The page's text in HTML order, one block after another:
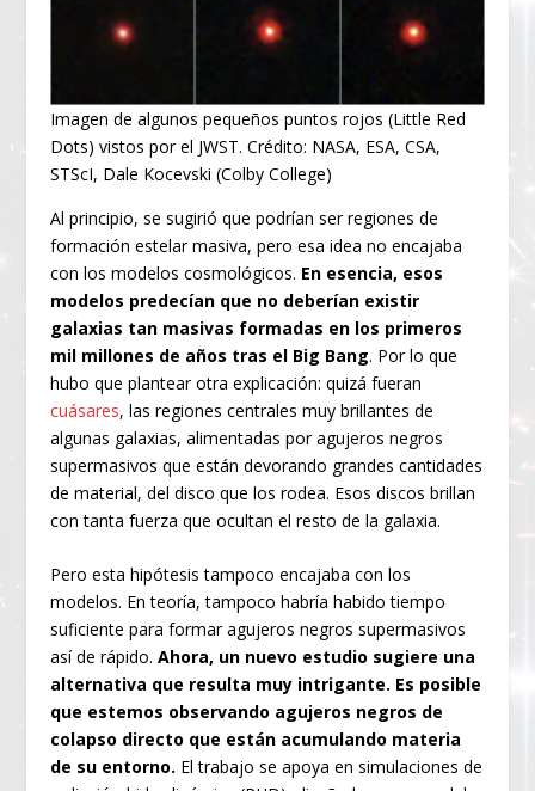
Imagen de algunos pequeños puntos rojos (Little Red
Dots) vistos por el JWST. Crédito: NASA, ESA, CSA,
STScI, Dale Kocevski (Colby College)
Al principio, se sugirió que podrían ser regiones de
formación estelar masiva, pero esa idea no encajaba
con los modelos cosmológicos. En esencia, esos
modelos predecían que no deberían existir
galaxias tan masivas formadas en los primeros
mil millones de años tras el Big Bang. Por lo que
hubo que plantear otra explicación: quizá fueran
cuásares, las regiones centrales muy brillantes de
algunas galaxias, alimentadas por agujeros negros
supermasivos que están devorando grandes cantidades
de material, del disco que los rodea. Esos discos brillan
con tanta fuerza que ocultan el resto de la galaxia.
Pero esta hipótesis tampoco encajaba con los
modelos. En teoría, tampoco habría habido tiempo
suficiente para formar agujeros negros supermasivos
así de rápido.Ahora, un nuevo estudio sugiere una
alternativa que resulta muy intrigante. Es posible
que estemos observando agujeros negros de
colapso directo que están acumulando materia
de su entorno. El trabajo se apoya en simulaciones de